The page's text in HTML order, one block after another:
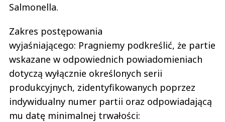
Salmonella.
Zakres postępowania
wyjaśniającego: Pragniemy podkreślić, że partie
wskazane w odpowiednich powiadomieniach
dotyczą wyłącznie określonych serii
produkcyjnych, zidentyfikowanych poprzez
indywidualny numer partii oraz odpowiadającą
mu datę minimalnej trwałości: